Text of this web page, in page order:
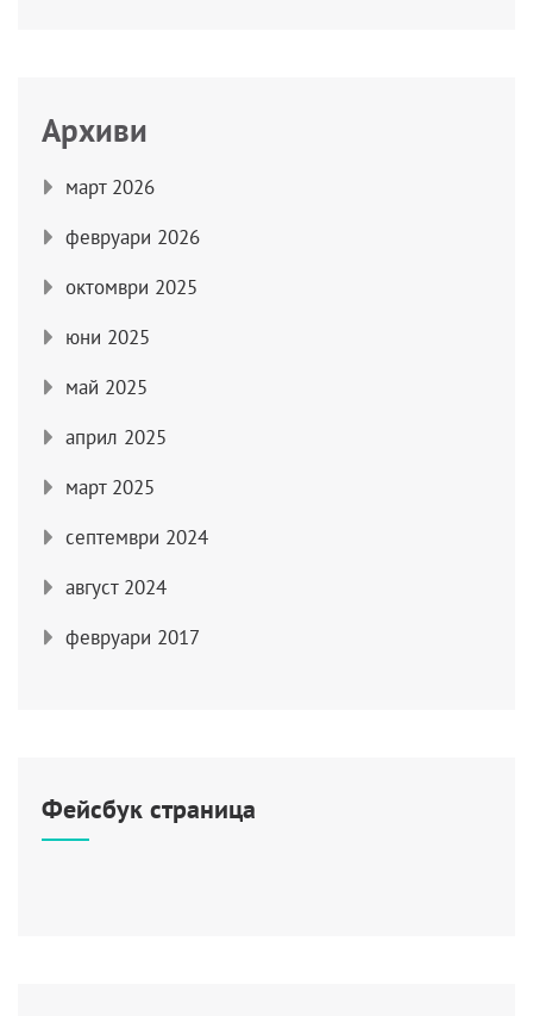
Архиви
март 2026
февруари 2026
октомври 2025
юни 2025
май 2025
април 2025
март 2025
септември 2024
август 2024
февруари 2017
Фейсбук страница